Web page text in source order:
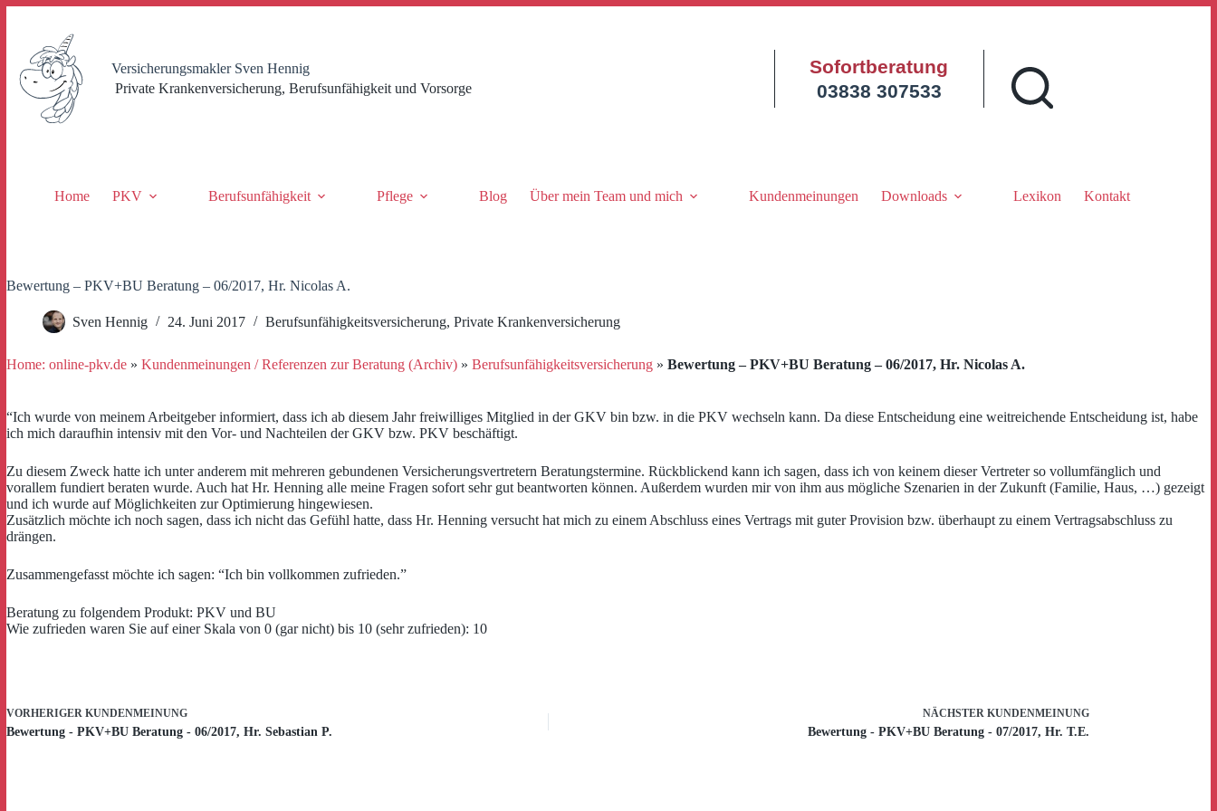
springen
Versicherungsmakler Sven Hennig
Private Krankenversicherung, Berufsunfähigkeit und Vorsorge
Sofortberatung
03838 307533
Home PKV Berufsunfähigkeit Pflege Blog Über mein Team und mich Kundenmeinungen Downloads Lexikon Kontakt
Bewertung – PKV+BU Beratung – 06/2017, Hr. Nicolas A.
Sven Hennig 24. Juni 2017 Berufsunfähigkeitsversicherung, Private Krankenversicherung
Home: online-pkv.de » Kundenmeinungen / Referenzen zur Beratung (Archiv) » Berufsunfähigkeitsversicherung » Bewertung – PKV+BU Beratung – 06/2017, Hr. Nicolas A.
“Ich wurde von meinem Arbeitgeber informiert, dass ich ab diesem Jahr freiwilliges Mitglied in der GKV bin bzw. in die PKV wechseln kann. Da diese Entscheidung eine weitreichende Entscheidung ist, habe
ich mich daraufhin intensiv mit den Vor- und Nachteilen der GKV bzw. PKV beschäftigt.
Zu diesem Zweck hatte ich unter anderem mit mehreren gebundenen Versicherungsvertretern Beratungstermine. Rückblickend kann ich sagen, dass ich von keinem dieser Vertreter so vollumfänglich und
vorallem fundiert beraten wurde. Auch hat Hr. Henning alle meine Fragen sofort sehr gut beantworten können. Außerdem wurden mir von ihm aus mögliche Szenarien in der Zukunft (Familie, Haus, …) gezeigt
und ich wurde auf Möglichkeiten zur Optimierung hingewiesen.
Zusätzlich möchte ich noch sagen, dass ich nicht das Gefühl hatte, dass Hr. Henning versucht hat mich zu einem Abschluss eines Vertrags mit guter Provision bzw. überhaupt zu einem Vertragsabschluss zu
drängen.
Zusammengefasst möchte ich sagen: “Ich bin vollkommen zufrieden.”
Beratung zu folgendem Produkt: PKV und BU
Wie zufrieden waren Sie auf einer Skala von 0 (gar nicht) bis 10 (sehr zufrieden): 10
VORHERIGER KUNDENMEINUNG
Bewertung - PKV+BU Beratung - 06/2017, Hr. Sebastian P.
NÄCHSTER KUNDENMEINUNG
Bewertung - PKV+BU Beratung - 07/2017, Hr. T.E.